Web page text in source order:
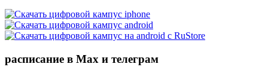
расписание в Max и телеграм